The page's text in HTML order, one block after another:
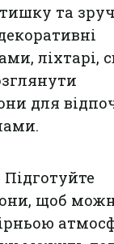
та
ліхтарі,
для
щоб